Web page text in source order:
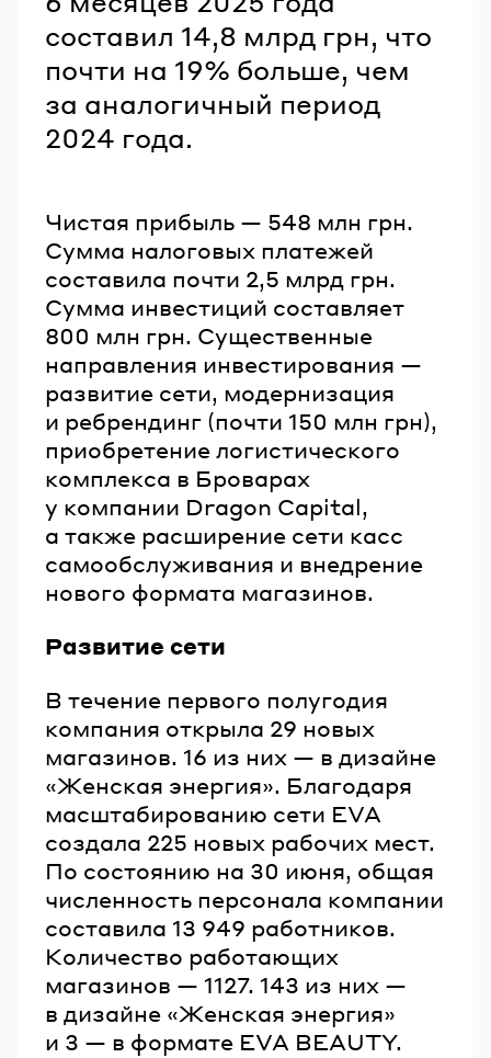
составил 14,8 млрд грн, что
почти на 19% больше, чем
за аналогичный период
2024 года.
Чистая прибыль — 548 млн грн.
Сумма налоговых платежей
составила почти 2,5 млрд грн.
Сумма инвестиций составляет
800 млн грн. Существенные
направления инвестирования —
развитие сети, модернизация
и ребрендинг (почти 150 млн грн),
приобретение логистического
комплекса в Броварах
у компании Dragon Capital,
а также расширение сети касс
самообслуживания и внедрение
нового формата магазинов.
Развитие сети
В течение первого полугодия
компания открыла 29 новых
магазинов. 16 из них — в дизайне
«Женская энергия». Благодаря
масштабированию сети EVA
создала 225 новых рабочих мест.
По состоянию на 30 июня, общая
численность персонала компании
составила 13 949 работников.
Количество работающих
магазинов — 1127. 143 из них —
в дизайне «Женская энергия»
и 3 — в формате EVA BEAUTY.